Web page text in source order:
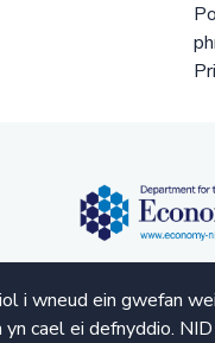
i wneud ein gwefan
cael ei defnyddio.